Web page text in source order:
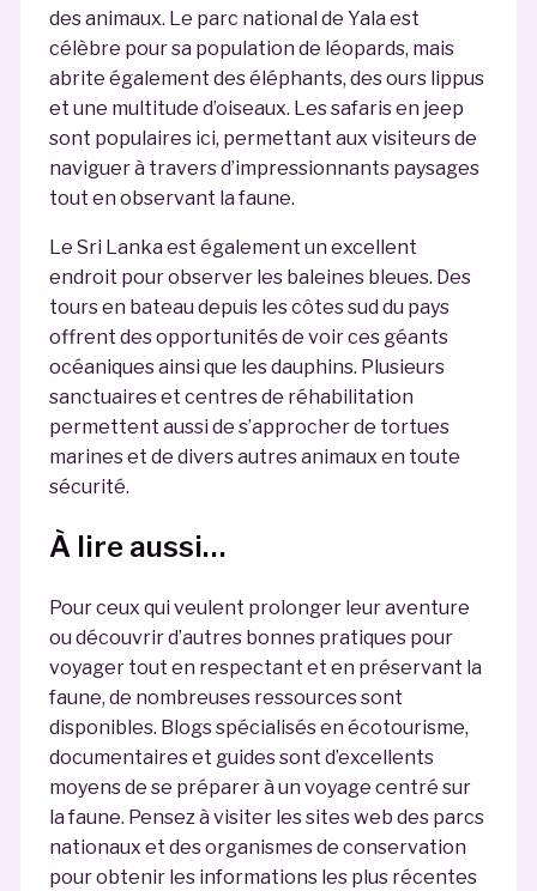
des animaux. Le parc national de Yala est
célèbre pour sa population de léopards, mais
abrite également des éléphants, des ours lippus
et une multitude d’oiseaux. Les safaris en jeep
sont populaires ici, permettant aux visiteurs de
naviguer à travers d’impressionnants paysages
tout en observant la faune.
Le Sri Lanka est également un excellent
endroit pour observer les baleines bleues. Des
tours en bateau depuis les côtes sud du pays
offrent des opportunités de voir ces géants
océaniques ainsi que les dauphins. Plusieurs
sanctuaires et centres de réhabilitation
permettent aussi de s’approcher de tortues
marines et de divers autres animaux en toute
sécurité.
À lire aussi…
Pour ceux qui veulent prolonger leur aventure
ou découvrir d’autres bonnes pratiques pour
voyager tout en respectant et en préservant la
faune, de nombreuses ressources sont
disponibles. Blogs spécialisés en écotourisme,
documentaires et guides sont d’excellents
moyens de se préparer à un voyage centré sur
la faune. Pensez à visiter les sites web des parcs
nationaux et des organismes de conservation
pour obtenir les informations les plus récentes